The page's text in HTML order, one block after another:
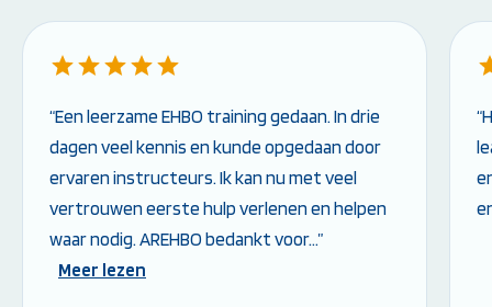
“Een leerzame EHBO training gedaan. In drie
dagen veel kennis en kunde opgedaan door
ervaren instructeurs. Ik kan nu met veel
vertrouwen eerste hulp verlenen en helpen
waar nodig. AREHBO bedankt voor…”
Meer lezen